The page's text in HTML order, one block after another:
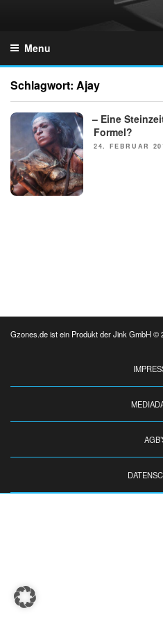
Menu
Schlagwort: Ajay
– Eine
Formel?
POSTED
24. FEBRUAR
Gzones.de ist ein Produkt der Jink GmbH ©